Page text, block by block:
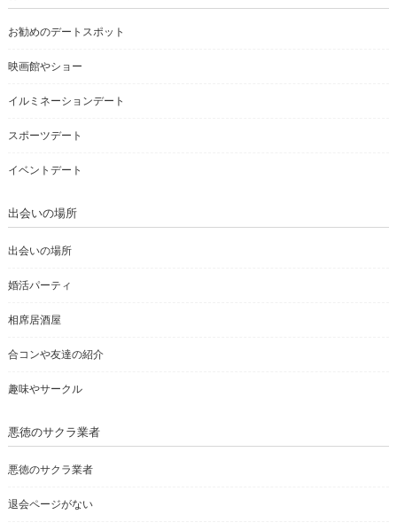
お勧めのデートスポット
映画館やショー
イルミネーションデート
スポーツデート
イベントデート
出会いの場所
出会いの場所
婚活パーティ
相席居酒屋
合コンや友達の紹介
趣味やサークル
悪徳のサクラ業者
悪徳のサクラ業者
退会ページがない